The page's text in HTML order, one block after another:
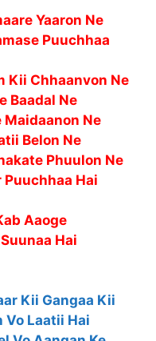
Yaaron Ne
Puuchhaa
Kii Chhaanvon Ne
Baadal Ne
Maidaanon Ne
Belon Ne
Phuulon Ne
Puuchhaa Hai
Aaoge
Hai
Kii Gangaa Kii
Vo Laatii Hai